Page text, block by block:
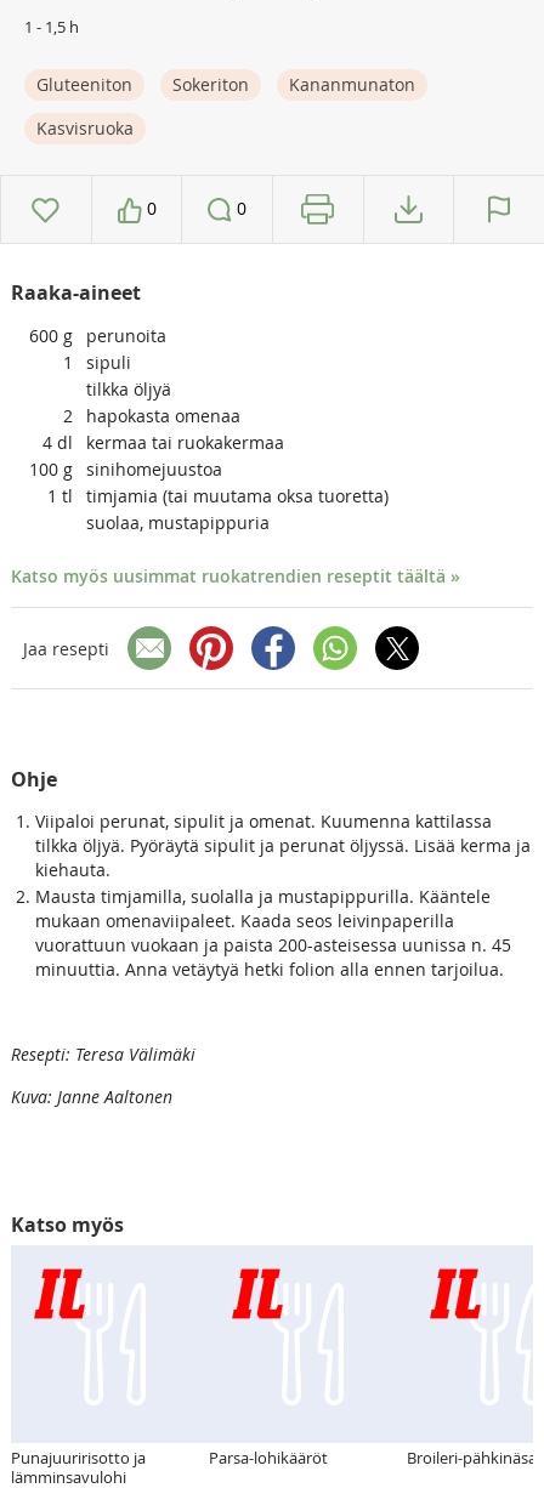
1 - 1,5 h
Gluteeniton Sokeriton
Kananmunaton
Kasvisruoka
0 0
Raaka-aineet
600 g
perunoita
1
sipuli
tilkka öljyä
2
hapokasta omenaa
4 dl
kermaa tai ruokakermaa
100 g sinihomejuustoa
1 tl
timjamia (tai muutama oksa tuoretta)
suolaa, mustapippuria
Katso myös uusimmat ruokatrendien reseptit täältä »
Jaa resepti
Ohje
Viipaloi perunat, sipulit ja omenat. Kuumenna kattilassa
tilkka öljyä. Pyöräytä sipulit ja perunat öljyssä. Lisää kerma ja
kiehauta.
Mausta timjamilla, suolalla ja mustapippurilla. Kääntele
mukaan omenaviipaleet. Kaada seos leivinpaperilla
vuorattuun vuokaan ja paista 200-asteisessa uunissa n. 45
minuuttia. Anna vetäytyä hetki folion alla ennen tarjoilua.
Resepti: Teresa Välimäki
Kuva: Janne Aaltonen
Katso myös
Punajuuririsotto ja
lämminsavulohi
Parsa-lohikääröt Broileri-